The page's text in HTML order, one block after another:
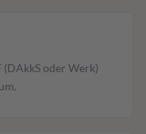
oder Werk)